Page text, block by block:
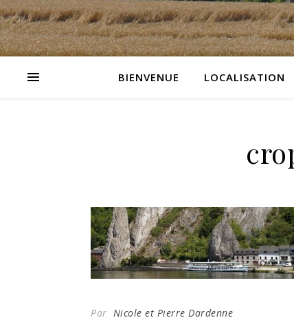
BIENVENUE LOCALISATION
Par Nicole et Pierre Dardenne